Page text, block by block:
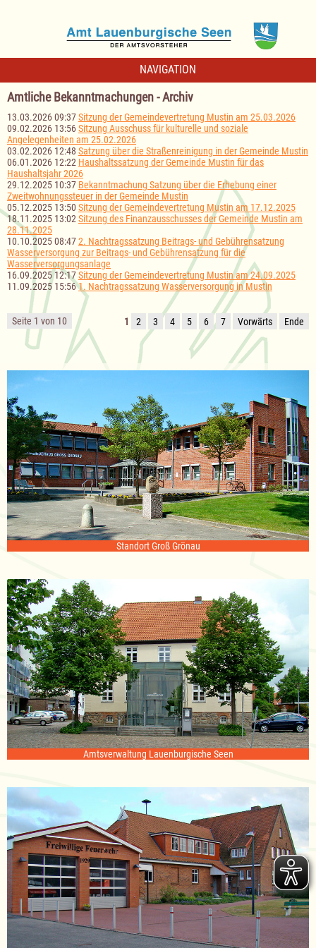
NAVIGATION
Amtliche Bekanntmachungen - Archiv
13.03.2026 09:37Sitzung der Gemeindevertretung Mustin am 25.03.2026
09.02.2026 13:56Sitzung Ausschuss für kulturelle und soziale
Angelegenheiten am 25.02.2026
03.02.2026 12:48 Satzung über die Straßenreinigung in der Gemeinde Mustin
06.01.2026 12:22 Haushaltssatzung der Gemeinde Mustin für das
Haushaltsjahr 2026
29.12.2025 10:37 Bekanntmachung Satzung über die Erhebung einer
Zweitwohnungssteuer in der Gemeinde Mustin
05.12.2025 13:50 Sitzung der Gemeindevertretung Mustin am 17.12.2025
18.11.2025 13:02 Sitzung des Finanzausschusses der Gemeinde Mustin am
28.11.2025
10.10.2025 08:472. Nachtragssatzung Beitrags- und Gebührensatzung
Wasserversorgung zur Beitrags- und Gebührensatzung für die
Wasserversorgungsanlage
16.09.2025 12:17Sitzung der Gemeindevertretung Mustin am 24.09.2025
11.09.2025 15:561. Nachtragssatzung Wasserversorgung in Mustin
Seite 1 von 10 1 2 3 4 5 6 7 Vorwärts Ende
Standort Groß Grönau
Amtsverwaltung Lauenburgische Seen